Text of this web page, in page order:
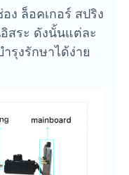
ง ล็อคเกอร์ สปริง
สระ ดังนั้นแต่ละ
รุงรักษาได้ง่าย